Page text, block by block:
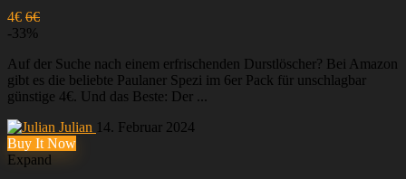
4€ 6€
-33%
Auf der Suche nach einem erfrischenden Durstlöscher? Bei Amazon
gibt es die beliebte Paulaner Spezi im 6er Pack für unschlagbar
günstige 4€. Und das Beste: Der ...
Julian 14. Februar 2024
Buy It Now
Expand